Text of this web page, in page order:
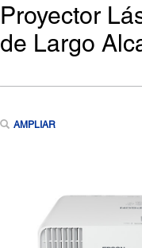
Proyector
de Largo
AMPLIAR